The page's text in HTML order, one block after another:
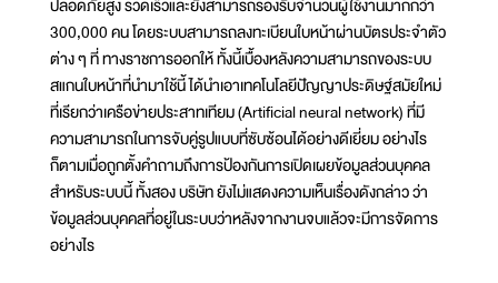
ปลอดภัยสูง รวดเร็วและยังสามารถรองรับจำนวนผู้ใช้งานมากกว่า
300,000 คน โดยระบบสามารถลงทะเบียนใบหน้าผ่านบัตรประจำตัว
ต่าง ๆ ที่ ทางราชการออกให้ ทั้งนี้เบื้องหลังความสามารถของระบบ
สแกนใบหน้าที่นำมาใช้นี้ ได้นำเอาเทคโนโลยีปัญญาประดิษฐ์สมัยใหม่
ที่เรียกว่าเครือข่ายประสาทเทียม (Artificial neural network) ที่มี
ความสามารถในการจับคู่รูปแบบที่ซับซ้อนได้อย่างดีเยี่ยม อย่างไร
ก็ตามเมื่อถูกตั้งคำถามถึงการป้องกันการเปิดเผยข้อมูลส่วนบุคคล
สำหรับระบบนี้ ทั้งสอง บริษัท ยังไม่แสดงความเห็นเรื่องดังกล่าว ว่า
ข้อมูลส่วนบุคคลที่อยู่ในระบบว่าหลังจากงานจบแล้วจะมีการจัดการ
อย่างไร